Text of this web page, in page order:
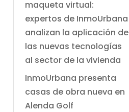
maqueta virtual:
expertos de InmoUrbana
analizan la aplicación de
las nuevas tecnologías
al sector de la vivienda
InmoUrbana presenta
casas de obra nueva en
Alenda Golf